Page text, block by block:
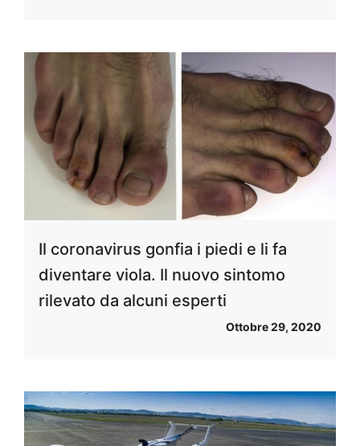
Il coronavirus gonfia i piedi e li fa
diventare viola. Il nuovo sintomo
rilevato da alcuni esperti
Ottobre 29, 2020